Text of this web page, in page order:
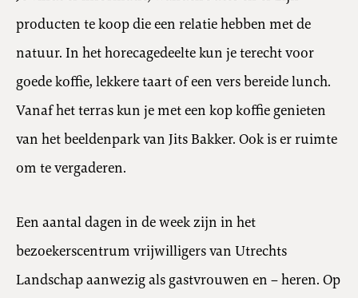
producten te koop die een relatie hebben met de
natuur. In het horecagedeelte kun je terecht voor
goede koffie, lekkere taart of een vers bereide lunch.
Vanaf het terras kun je met een kop koffie genieten
van het beeldenpark van Jits Bakker. Ook is er ruimte
om te vergaderen.
Een aantal dagen in de week zijn in het
bezoekerscentrum vrijwilligers van Utrechts
Landschap aanwezig als gastvrouwen en – heren. Op